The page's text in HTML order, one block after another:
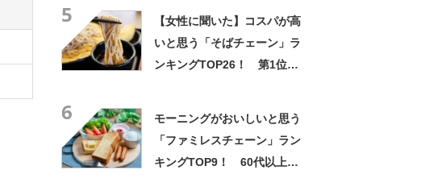
5
【女性に聞いた】コスパが高
いと思う「そばチェーン」ラ
ンキングTOP26！ 第1位は
6
モーニングがおいしいと思う
「ファミレスチェーン」ラン
キングTOP9！ 60代以上が